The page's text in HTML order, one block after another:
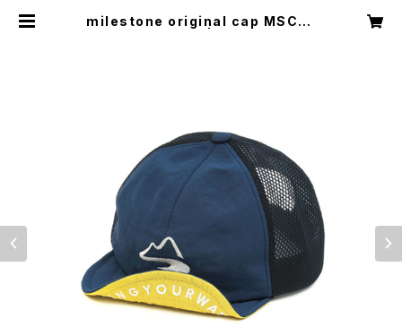
milestone original cap MSC-0